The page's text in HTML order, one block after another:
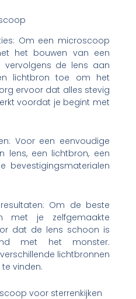
Om een ​​microscoop
het bouwen van een
vervolgens de lens aan
lichtbron toe om het
ervoor dat alles stevig
voordat je begint met
Voor een eenvoudige
lens, een lichtbron, een
bevestigingsmaterialen
Om de beste
met je zelfgemaakte
dat de lens schoon is
met het monster.
lichtbronnen
vinden.
voor sterrenkijken